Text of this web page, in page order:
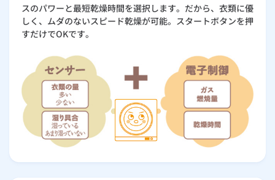
スのパワーと最短乾燥時間を選択します。だから、衣類に優
しく、ムダのないスピード乾燥が可能。スタートボタンを押
すだけでOKです。